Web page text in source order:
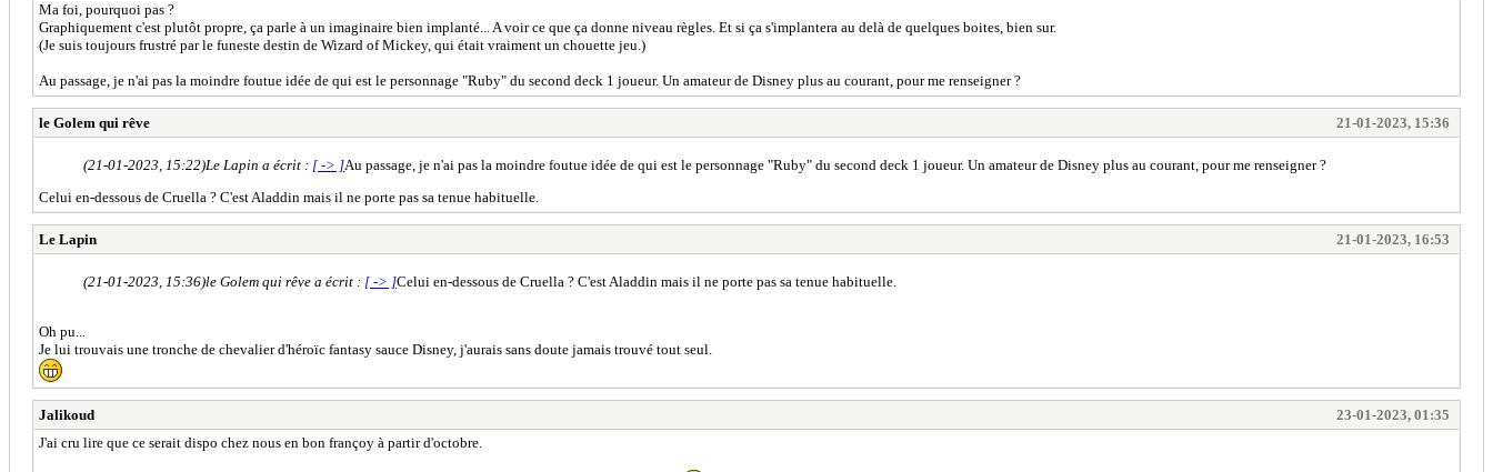
Ma foi, pourquoi pas ?
Graphiquement c'est plutôt propre, ça parle à un imaginaire bien implanté... A voir ce que ça donne niveau règles. Et si ça s'implantera au delà de quelques boites, bien sur.
(Je suis toujours frustré par le funeste destin de Wizard of Mickey, qui était vraiment un chouette jeu.)
Au passage, je n'ai pas la moindre foutue idée de qui est le personnage "Ruby" du second deck 1 joueur. Un amateur de Disney plus au courant, pour me renseigner ?
le Golem qui rêve 21-01-2023, 15:36
(21-01-2023, 15:22)Le Lapin a écrit : [ -> ]Au passage, je n'ai pas la moindre foutue idée de qui est le personnage "Ruby" du second deck 1 joueur. Un amateur de Disney plus au courant, pour me renseigner ?
Celui en-dessous de Cruella ? C'est Aladdin mais il ne porte pas sa tenue habituelle.
Le Lapin 21-01-2023, 16:53
(21-01-2023, 15:36)le Golem qui rêve a écrit : [ -> ]Celui en-dessous de Cruella ? C'est Aladdin mais il ne porte pas sa tenue habituelle.
Oh pu...
Je lui trouvais une tronche de chevalier d'héroïc fantasy sauce Disney, j'aurais sans doute jamais trouvé tout seul.
Jalikoud
23-01-2023, 01:35
J'ai cru lire que ce serait dispo chez nous en bon françoy à partir d'octobre.